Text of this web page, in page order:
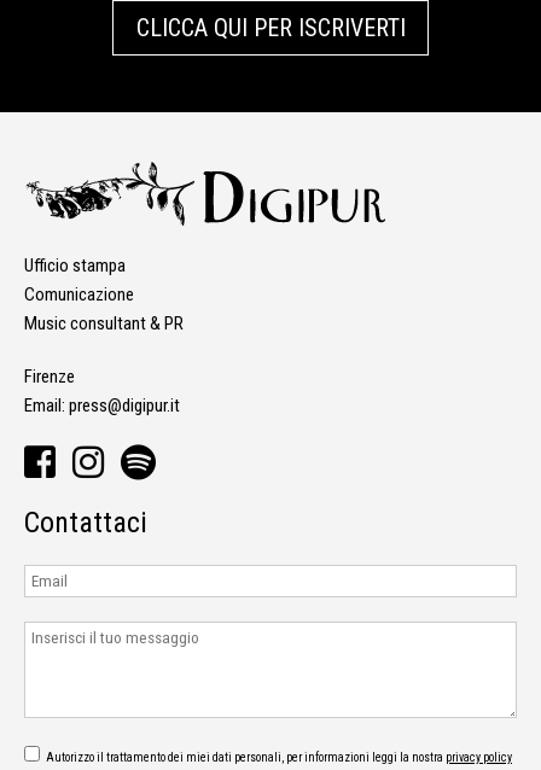
CLICCA QUI PER ISCRIVERTI
Ufficio stampa
Comunicazione
Music consultant & PR
Firenze
Email: press@digipur.it
Contattaci
Autorizzo il trattamento dei miei dati personali, per informazioni leggi la nostra privacy policy